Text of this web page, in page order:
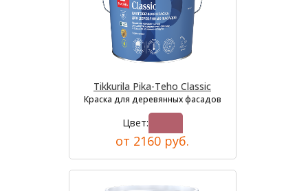
Tikkurila Pika-Teho Classic
Краска для деревянных фасадов
Цвет:
от 2160 руб.